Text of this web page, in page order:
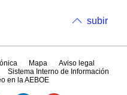
subir
Mapa
Aviso legal
Sistema Interno de Información
en la AEBOE